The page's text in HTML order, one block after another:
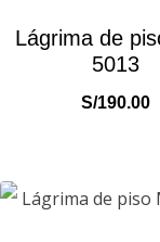
Lágrima de
5013
S/190.00